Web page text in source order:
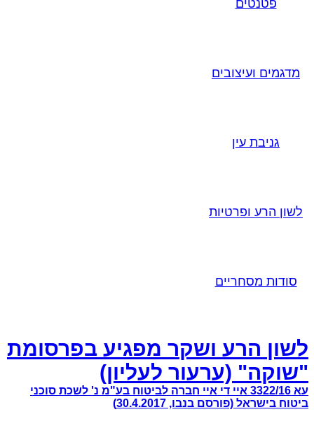
פטנטים
מדגמים ועיצובים
גניבת עין
לשון הרע ופרטיות
סודות מסחריים
לשון הרע ושקר מפגיע בפרסומת
"שוקה" (ערעור לעליון)
עא 3322/16 איי די איי חברה לביטוח בע"מ נ' לשכת סוכני
ביטוח בישראל (פורסם בנבו, 30.4.2017)